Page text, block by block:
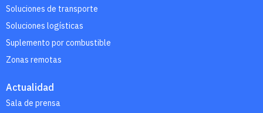
Soluciones de transporte
Soluciones logísticas
Suplemento por combustible
Zonas remotas
Actualidad
Sala de prensa